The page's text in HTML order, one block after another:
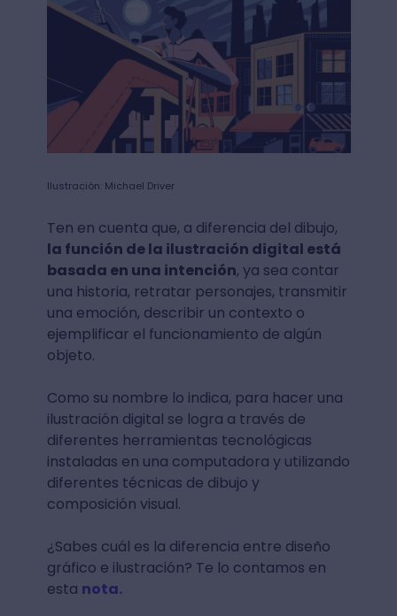
Ilustración: Michael Driver
Ten en cuenta que, a diferencia del dibujo,
la función de la ilustración digital está
basada en una intención, ya sea contar
una historia, retratar personajes, transmitir
una emoción, describir un contexto o
ejemplificar el funcionamiento de algún
objeto.
Como su nombre lo indica, para hacer una
ilustración digital se logra a través de
diferentes herramientas tecnológicas
instaladas en una computadora y utilizando
diferentes técnicas de dibujo y
composición visual.
¿Sabes cuál es la diferencia entre diseño
gráfico e ilustración? Te lo contamos en
esta nota.